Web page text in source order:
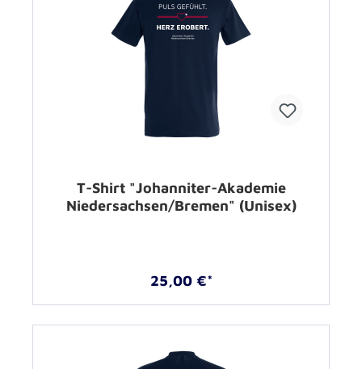
T-Shirt "Johanniter-Akademie
Niedersachsen/Bremen" (Unisex)
25,00 €*